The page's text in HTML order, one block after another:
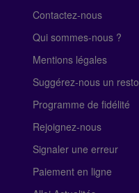
Contactez-nous
Qui sommes-nous ?
Mentions légales
Suggérez-nous un resto
Programme de fidélité
Rejoignez-nous
Signaler une erreur
Paiement en ligne